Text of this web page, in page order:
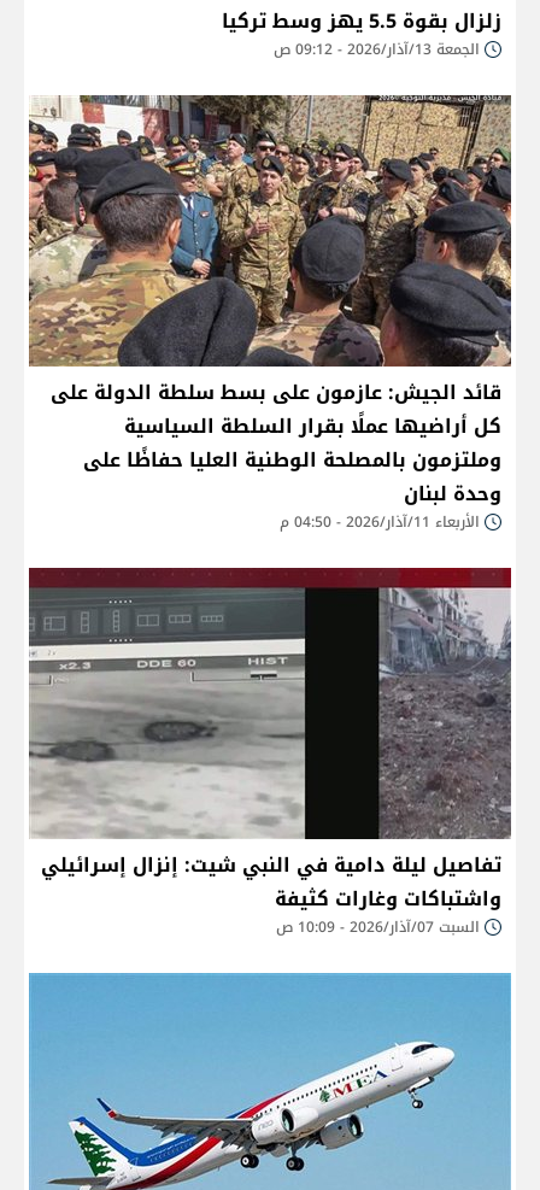
زلزال بقوة 5.5 يهز وسط تركيا
الجمعة 13/آذار/2026 - 09:12 ص
قائد الجيش: عازمون على بسط سلطة الدولة على
كل أراضيها عملًا بقرار السلطة السياسية
وملتزمون بالمصلحة الوطنية العليا حفاظًا على
وحدة لبنان
الأربعاء 11/آذار/2026 - 04:50 م
تفاصيل ليلة دامية في النبي شيت: إنزال إسرائيلي
واشتباكات وغارات كثيفة
السبت 07/آذار/2026 - 10:09 ص